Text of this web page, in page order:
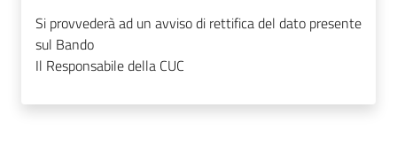
Si provvederà ad un avviso di rettifica del dato presente
sul Bando
Il Responsabile della CUC